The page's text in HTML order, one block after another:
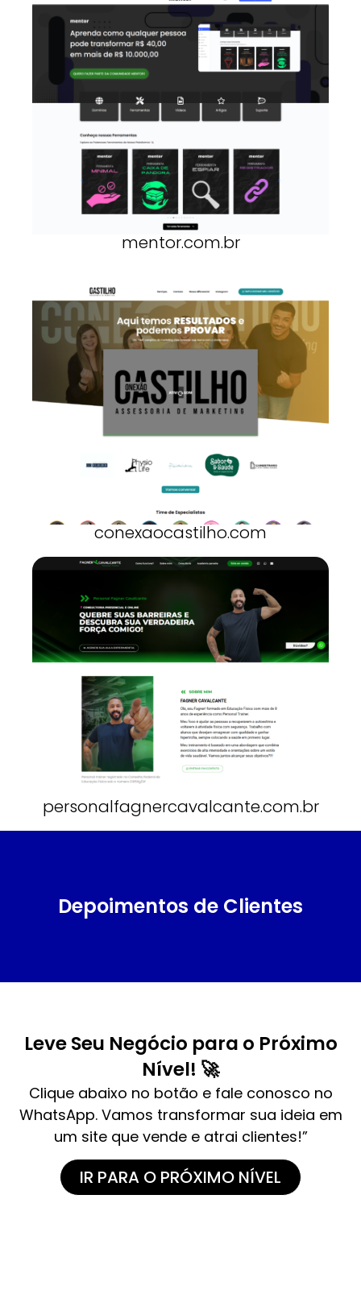
mentor.com.br
conexaocastilho.com
personalfagnercavalcante.com.br
Depoimentos de Clientes
Leve Seu Negócio para o Próximo
Nível! 🚀
Clique abaixo no botão e fale conosco no
WhatsApp. Vamos transformar sua ideia em
um site que vende e atrai clientes!”
IR PARA O PRÓXIMO NÍVEL